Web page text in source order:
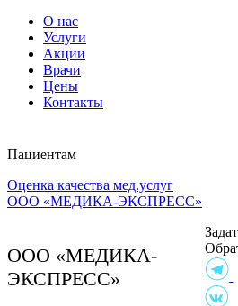
О нас
Услуги
Акции
Врачи
Цены
Контакты
Пациентам
Клиника на ул.
Чайковского, 4А
персональных данных
Политика в отношении
обработки персональных
Оценка качества мед.услуг
ООО «МЕДИКА-ЭКСПРЕСС»
ООО «МЕДИКА-
ЭКСПРЕСС»